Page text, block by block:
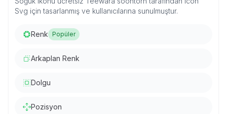
Svg için tasarlanmış ve kullanıcılarına sunulmuştur.
Renk Popüler
Arkaplan Renk
Dolgu
Pozisyon